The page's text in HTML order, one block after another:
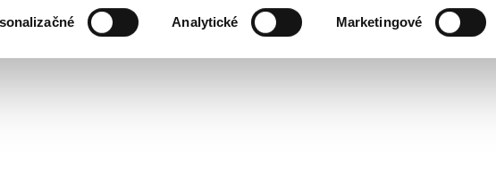
Analytické Marketingové